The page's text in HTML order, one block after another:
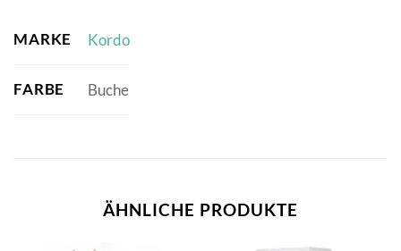
MARKE Kordo
FARBE Buche
ÄHNLICHE PRODUKTE